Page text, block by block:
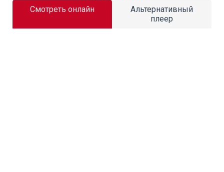
Смотреть онлайн
Альтернативный
плеер